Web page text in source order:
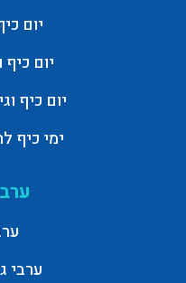
יום
יום כיף
יום כיף
ימי כיף
ערבי